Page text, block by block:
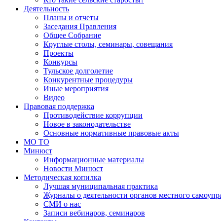
Деятельность
Планы и отчеты
Заседания Правления
Общее Собрание
Круглые столы, семинары, совещания
Проекты
Конкурсы
Тульское долголетие
Конкурентные процедуры
Иные мероприятия
Видео
Правовая поддержка
Противодействие коррупции
Новое в законодательстве
Основные нормативные правовые акты
МО ТО
Минюст
Информационные материалы
Новости Минюст
Методическая копилка
Лучшая муниципальная практика
Журналы о деятельности органов местного
СМИ о нас
Записи вебинаров, семинаров